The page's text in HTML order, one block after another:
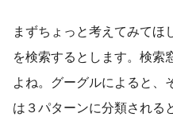
まずちょっと考えてみてほ
を検索するとします。検索
よね。グーグルによると、
は３パターンに分類される